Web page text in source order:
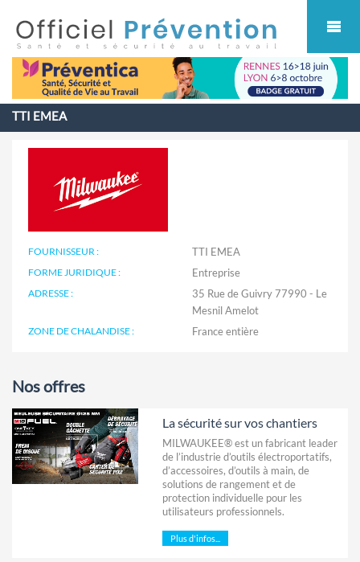
TTI EMEA
FOURNISSEUR : TTI EMEA
FORME JURIDIQUE : Entreprise
ADRESSE :
35 Rue de Guivry 77990 - Le
Mesnil Amelot
ZONE DE CHALANDISE :
Nos offres
La sécurité sur vos chantiers
MILWAUKEE® est un fabricant leader
de l’industrie d’outils électroportatifs,
d’accessoires, d’outils à main, de
solutions de rangement et de
protection individuelle pour les
utilisateurs professionnels.
Plus d'infos...